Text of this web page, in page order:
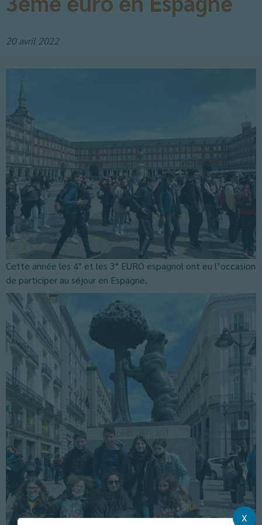
X
20 avril 2022
Cette année les 4° et les 3° EURO espagnol ont eu l’occasion
de participer au séjour en Espagne.